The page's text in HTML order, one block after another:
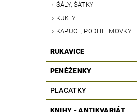
ŠÁLY, ŠÁTKY
KUKLY
KAPUCE, PODHELMOVKY
RUKAVICE
PENĚŽENKY
PLACATKY
KNIHY - ANTIKVARIÁT